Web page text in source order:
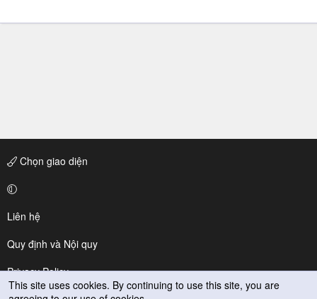
Chọn giao diện
Liên hệ
Quy định và Nội quy
Privacy Policy
This site uses cookies. By continuing to use this site, you are